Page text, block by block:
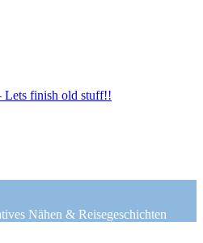
finish old stuff!!
Nähen & Reisegeschichten